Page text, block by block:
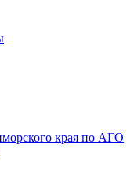
края по АГО